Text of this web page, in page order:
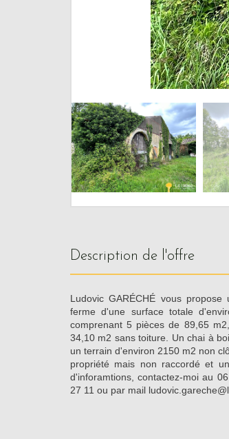
description de l'offre
Ludovic GARÉCHÉ vous
ferme d'une surface totale
comprenant 5 pièces de 89,65
34,10 m2 sans toiture. Un chai à
un terrain d'environ 2150 m2 non
propriété mais non raccordé et
d'inforamtions, contactez-moi au
27 11 ou par mail